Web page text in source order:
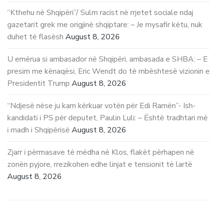
“Kthehu në Shqipëri”/ Sulm racist në rrjetet sociale ndaj
gazetarit grek me origjinë shqiptare: – Je mysafir këtu, nuk
duhet të flasësh August 8, 2026
U emërua si ambasador në Shqipëri, ambasada e SHBA: – E
presim me kënaqësi, Eric Wendt do të mbështesë vizionin e
Presidentit Trump August 8, 2026
“Ndjesë nëse ju kam kërkuar votën për Edi Ramën”- Ish-
kandidati i PS për deputet, Paulin Luli: – Është tradhtari më
i madh i Shqipërisë August 8, 2026
Zjarr i përmasave të mëdha në Klos, flakët përhapen në
zonën pyjore, rrezikohen edhe linjat e tensionit të lartë
August 8, 2026